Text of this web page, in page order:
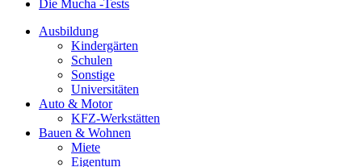
Die Mucha -Tests
Ausbildung
Kindergärten
Schulen
Sonstige
Universitäten
Auto & Motor
KFZ-Werkstätten
Bauen & Wohnen
Miete
Eigentum